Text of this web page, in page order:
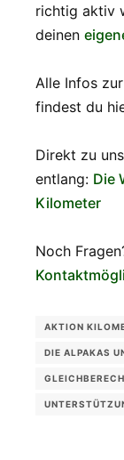
richtig aktiv
deinen
Alle Infos
findest du
Direkt zu
entlang: Die
Kilometer
Noch
AKTION
DIE ALPAKAS